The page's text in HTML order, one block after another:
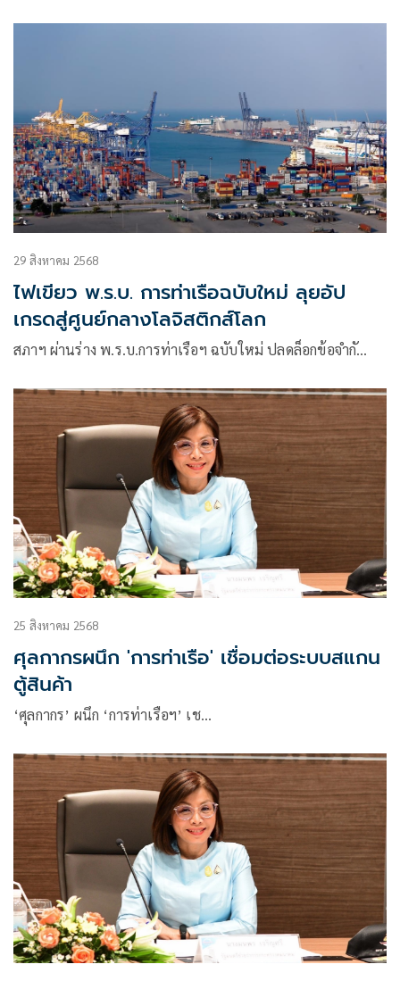
29 สิงหาคม 2568
ไฟเขียว พ.ร.บ. การท่าเรือฉบับใหม่ ลุยอัป
เกรดสู่ศูนย์กลางโลจิสติกส์โลก
สภาฯ ผ่านร่าง พ.ร.บ.การท่าเรือฯ ฉบับใหม่ ปลดล็อกข้อจำกั…
25 สิงหาคม 2568
ศุลกากรผนึก 'การท่าเรือ' เชื่อมต่อระบบสแกน
ตู้สินค้า
‘ศุลกากร’ ผนึก ‘การท่าเรือฯ’ เช…